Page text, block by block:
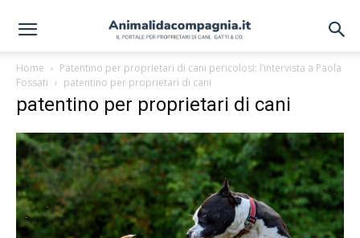
Home
Patentino per proprietari di cani pericolosi: l’intervista a Paola
Fossati
patentino per proprietari di cani
patentino per proprietari di cani